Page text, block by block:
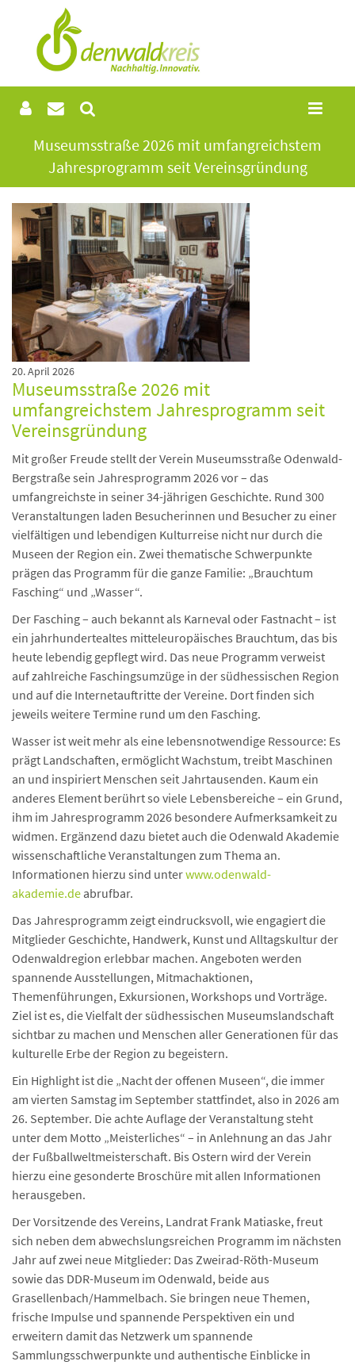
Museumsstraße 2026 mit umfangreichstem
Jahresprogramm seit Vereinsgründung
20. April 2026
Museumsstraße 2026 mit
umfangreichstem Jahresprogramm seit
Vereinsgründung
Mit großer Freude stellt der Verein Museumsstraße Odenwald-
Bergstraße sein Jahresprogramm 2026 vor – das
umfangreichste in seiner 34-jährigen Geschichte. Rund 300
Veranstaltungen laden Besucherinnen und Besucher zu einer
vielfältigen und lebendigen Kulturreise nicht nur durch die
Museen der Region ein. Zwei thematische Schwerpunkte
prägen das Programm für die ganze Familie: „Brauchtum
Fasching“ und „Wasser“.
Der Fasching – auch bekannt als Karneval oder Fastnacht – ist
ein jahrhundertealtes mitteleuropäisches Brauchtum, das bis
heute lebendig gepflegt wird. Das neue Programm verweist
auf zahlreiche Faschingsumzüge in der südhessischen Region
und auf die Internetauftritte der Vereine. Dort finden sich
jeweils weitere Termine rund um den Fasching.
Wasser ist weit mehr als eine lebensnotwendige Ressource: Es
prägt Landschaften, ermöglicht Wachstum, treibt Maschinen
an und inspiriert Menschen seit Jahrtausenden. Kaum ein
anderes Element berührt so viele Lebensbereiche – ein Grund,
ihm im Jahresprogramm 2026 besondere Aufmerksamkeit zu
widmen. Ergänzend dazu bietet auch die Odenwald Akademie
wissenschaftliche Veranstaltungen zum Thema an.
Informationen hierzu sind unterwww.odenwald-
akademie.de abrufbar.
Das Jahresprogramm zeigt eindrucksvoll, wie engagiert die
Mitglieder Geschichte, Handwerk, Kunst und Alltagskultur der
Odenwaldregion erlebbar machen. Angeboten werden
spannende Ausstellungen, Mitmachaktionen,
Themenführungen, Exkursionen, Workshops und Vorträge.
Ziel ist es, die Vielfalt der südhessischen Museumslandschaft
sichtbar zu machen und Menschen aller Generationen für das
kulturelle Erbe der Region zu begeistern.
Ein Highlight ist die „Nacht der offenen Museen“, die immer
am vierten Samstag im September stattfindet, also in 2026 am
26. September. Die achte Auflage der Veranstaltung steht
unter dem Motto „Meisterliches“ – in Anlehnung an das Jahr
der Fußballweltmeisterschaft. Bis Ostern wird der Verein
hierzu eine gesonderte Broschüre mit allen Informationen
herausgeben.
Der Vorsitzende des Vereins, Landrat Frank Matiaske, freut
sich neben dem abwechslungsreichen Programm im nächsten
Jahr auf zwei neue Mitglieder: Das Zweirad-Röth-Museum
sowie das DDR-Museum im Odenwald, beide aus
Grasellenbach/Hammelbach. Sie bringen neue Themen,
frische Impulse und spannende Perspektiven ein und
erweitern damit das Netzwerk um spannende
Sammlungsschwerpunkte und authentische Einblicke in